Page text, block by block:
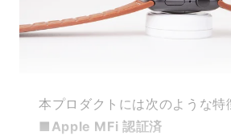
本プロダクトには次のような特
■Apple MFi 認証済